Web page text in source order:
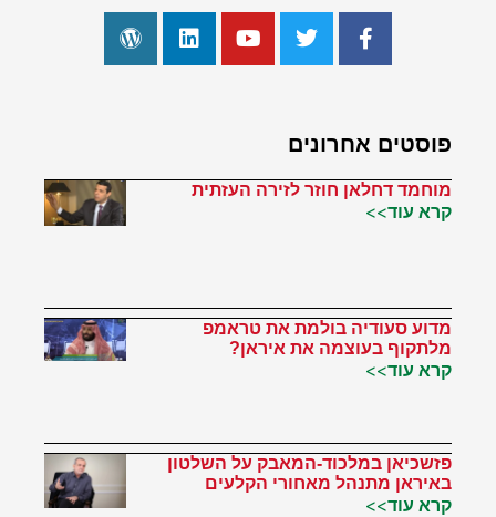
פוסטים אחרונים
מוחמד דחלאן חוזר לזירה העזתית
קרא עוד>>
מדוע סעודיה בולמת את טראמפ
מלתקוף בעוצמה את איראן?
קרא עוד>>
פזשכיאן במלכוד-המאבק על השלטון
באיראן מתנהל מאחורי הקלעים
קרא עוד>>